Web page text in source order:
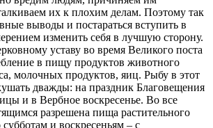
их к плохим делам. Поэтому так
выводы и постараться вступить в
изменить себя в лучшую сторону.
уставу во время Великого поста
в пищу продуктов животного
молочных продуктов, яиц. Рыбу в этот
дважды: на праздник Благовещения
и в Вербное воскресенье. Во все
разрешена пища растительного
и воскресеньям – с